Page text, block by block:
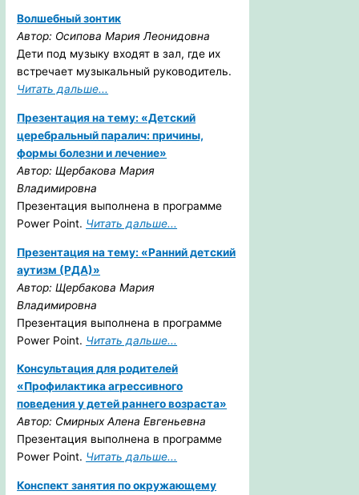
Волшебный зонтик
Автор: Осипова Мария Леонидовна
Дети под музыку входят в зал, где их
встречает музыкальный руководитель.
Читать дальше...
Презентация на тему: «Детский
церебральный паралич: причины,
формы болезни и лечение»
Автор: Щербакова Мария
Владимировна
Презентация выполнена в программе
Power Point. Читать дальше...
Презентация на тему: «Ранний детский
аутизм (РДА)»
Автор: Щербакова Мария
Владимировна
Презентация выполнена в программе
Power Point. Читать дальше...
Консультация для родителей
«Профилактика агрессивного
поведения у детей раннего возраста»
Автор: Смирных Алена Евгеньевна
Презентация выполнена в программе
Power Point. Читать дальше...
Конспект занятия по окружающему